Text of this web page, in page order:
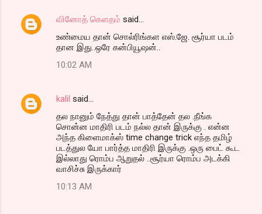
வினோத் கெளதம் said…
உண்மைய தான் சொல்ரிங்கள எஸ்.ஜே. சூர்யா படம்
தான இது..ஒரே கன்பியூஷன்..
10:02 AM
kalil said…
தல நானும் நேத்து தான் பாத்தேன் தல .நீங்க
சொன்ன மாதிரி படம் நல்ல தான் இருக்கு . என்ன
அந்த கிளைமாக்ஸ் time change trick எந்த தமிழ்
படத்துல யோ பார்த்த மாதிரி இருக்கு .ஒரு பைட் கூட
இல்லாது ரொம்ப ஆறுதல் ..சூர்யா ரொம்ப அடக்கி
வாசிச்சு இருக்கார்
10:13 AM